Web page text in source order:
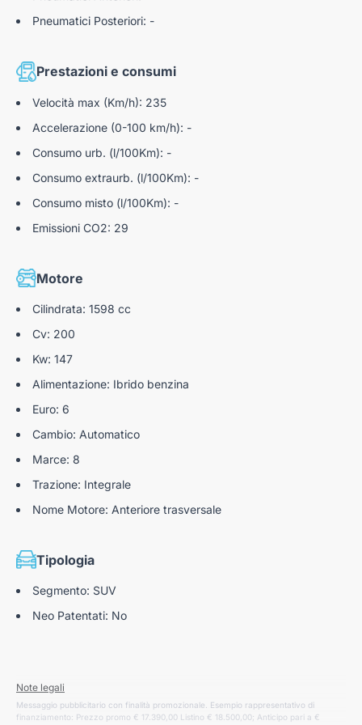
Pneumatici Posteriori: -
Prestazioni e consumi
Velocità max (Km/h): 235
Accelerazione (0-100 km/h): -
Consumo urb. (l/100Km): -
Consumo extraurb. (l/100Km): -
Consumo misto (l/100Km): -
Emissioni CO2: 29
Motore
Cilindrata: 1598 cc
Cv: 200
Kw: 147
Alimentazione: Ibrido benzina
Euro: 6
Cambio: Automatico
Marce: 8
Trazione: Integrale
Nome Motore: Anteriore trasversale
Tipologia
Segmento: SUV
Neo Patentati: No
Note legali
Messaggio pubblicitario con finalità promozionale. Esempio rappresentativo di
finanziamento: Prezzo promo € 17.390,00 Listino € 18.500,00; Anticipo pari a €